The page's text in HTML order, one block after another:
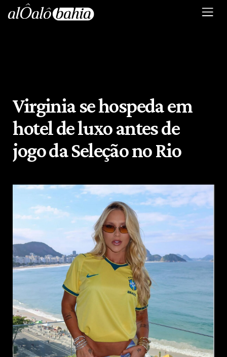
Virginia se hospeda em
hotel de luxo antes de
jogo da Seleção no Rio